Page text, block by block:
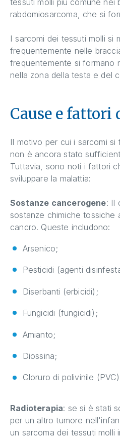
rabdomiosarcoma, che si
I sarcomi dei tessuti molli si
frequentemente nelle
frequentemente si formano
nella zona della testa e del
Cause e fattori
Il motivo per cui i sarcomi si
non è ancora stato
Tuttavia, sono noti i fattori
sviluppare la malattia:
Sostanze cancerogene: Il
sostanze chimiche tossiche
cancro. Queste includono:
Arsenico;
Pesticidi (agenti
Diserbanti (erbicidi);
Fungicidi (fungicidi);
Amianto;
Diossina;
Cloruro di polivinile
Radioterapia: se si è stati
per un altro tumore
un sarcoma dei tessuti molli